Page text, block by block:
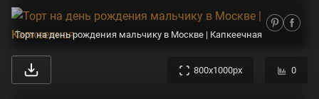
Торт на день рождения мальчику в Москве | Капкеечная
800x1000px 0